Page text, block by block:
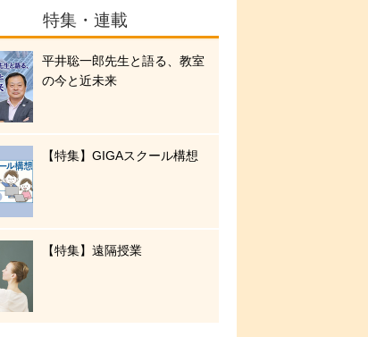
特集・連載
平井聡一郎先生と語る、教室
の今と近未来
【特集】GIGAスクール構想
【特集】遠隔授業